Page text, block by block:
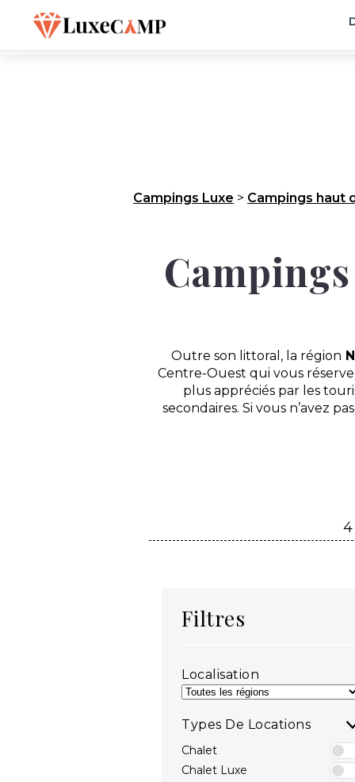
Campings Luxe > Campings haut
Outre son littoral, la région
Centre-Ouest qui vous
plus appréciés par les
secondaires. Si vous n’avez
4
Filtres
Localisation
Types De Locations
Chalet
Chalet Luxe